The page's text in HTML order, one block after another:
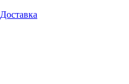
Доставка